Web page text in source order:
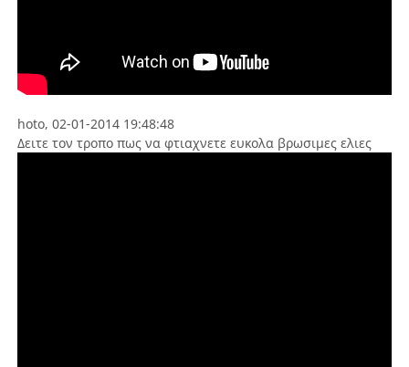
hoto, 02-01-2014 19:48:48
Δειτε τον τροπο πως να φτιαχνετε ευκολα βρωσιμες ελιες